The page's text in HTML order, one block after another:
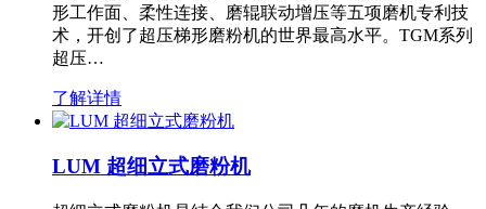
形工作面、柔性连接、磨辊联动增压等五项磨机专利技
术，开创了超压梯形磨粉机的世界最高水平。TGM系列
超压…
了解详情
LUM 超细立式磨粉机